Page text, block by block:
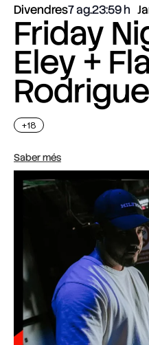
Divendres7 ag.23:59
Friday
Eley +
+18
Saber més